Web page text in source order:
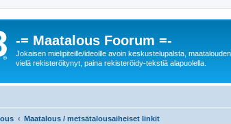
-= Maatalous Foorum =-
Jokaisen mielipiteille/ideoille avoin keskustelupalsta,
vielä rekisteröitynyt, paina rekisteröidy-tekstiä alapuolella.
Maatalous / metsätalousaiheiset linkit